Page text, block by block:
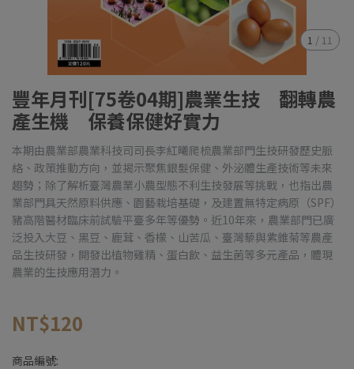
1 / 11
豐年月刊[75卷04期]農業生技 翻轉農
產生機 保養保健好實力
本期由農業部農業科技司司長李紅曦爬梳農業部門生技研發歷史脈
絡、政策推動方向，並揭示聚焦銀髮保健、外泌體生產技術等未來
趨勢；除了解析臺灣農業小農型態不利生技發展等挑戰，也指出農
業部門具天然原料供應、園藝栽培基礎，及建置無特定病原（SPF）
豬高階醫材臨床前試驗平臺多年等優勢。近10年來，農業部門已廣
泛投入大豆、黑豆、鹿茸、香檬、山苦瓜、臺灣藜與紫錐菊等農產
品生技研發，開發出植物雞精、蛋白飲、益生菌等多元產品，體現
農業的生技應用潛力。
NT$120
商品編號: